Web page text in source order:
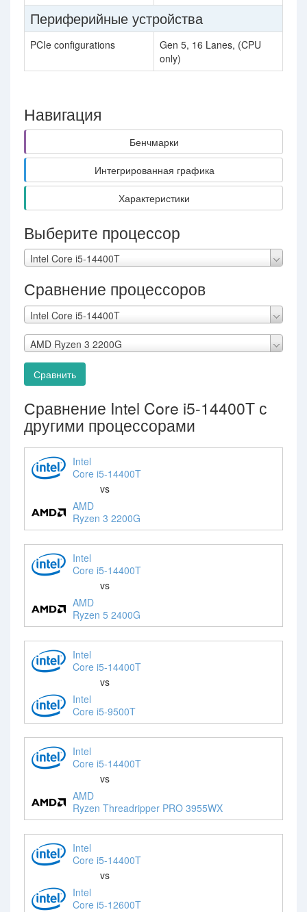
Периферийные устройства
PCIe configurations
Gen 5, 16 Lanes, (CPU
only)
Навигация
Бенчмарки
Интегрированная графика
Характеристики
Выберите процессор
Intel Core i5-14400T
Сравнение процессоров
Intel Core i5-14400T
AMD Ryzen 3 2200G
Сравнить
Сравнение Intel Core i5-14400T с
другими процессорами
Intel
Core i5-14400T
vs
AMD
Ryzen 3 2200G
Intel
Core i5-14400T
vs
AMD
Ryzen 5 2400G
Intel
Core i5-14400T
vs
Intel
Core i5-9500T
Intel
Core i5-14400T
vs
AMD
Ryzen Threadripper PRO 3955WX
Intel
Core i5-14400T
vs
Intel
Core i5-12600T